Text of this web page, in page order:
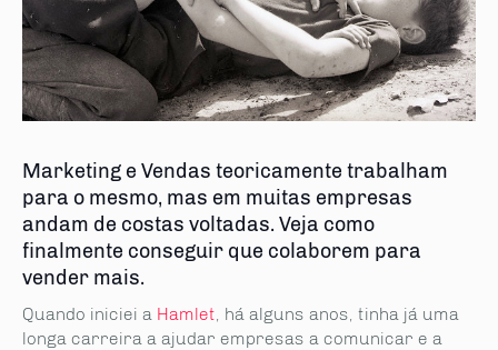
Marketing e Vendas teoricamente trabalham
para o mesmo, mas em muitas empresas
andam de costas voltadas. Veja como
finalmente conseguir que colaborem para
vender mais.
Quando iniciei a Hamlet, há alguns anos, tinha já uma
longa carreira a ajudar empresas a comunicar e a